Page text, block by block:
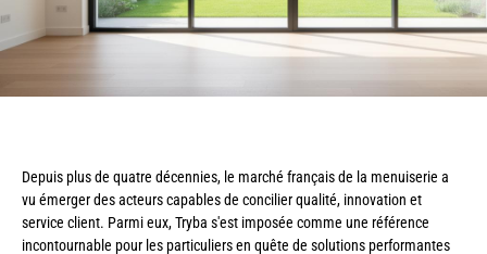
Depuis plus de quatre décennies, le marché français de la menuiserie a
vu émerger des acteurs capables de concilier qualité, innovation et
service client. Parmi eux, Tryba s'est imposée comme une référence
incontournable pour les particuliers en quête de solutions performantes